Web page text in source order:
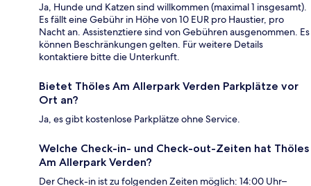
Ja, Hunde und Katzen sind willkommen (maximal 1 insgesamt).
Es fällt eine Gebühr in Höhe von 10 EUR pro Haustier, pro
Nacht an. Assistenztiere sind von Gebühren ausgenommen. Es
können Beschränkungen gelten. Für weitere Details
kontaktiere bitte die Unterkunft.
Bietet Thöles Am Allerpark Verden Parkplätze vor
Ort an?
Ja, es gibt kostenlose Parkplätze ohne Service.
Welche Check-in- und Check-out-Zeiten hat Thöles
Am Allerpark Verden?
Der Check-in ist zu folgenden Zeiten möglich: 14:00 Uhr–